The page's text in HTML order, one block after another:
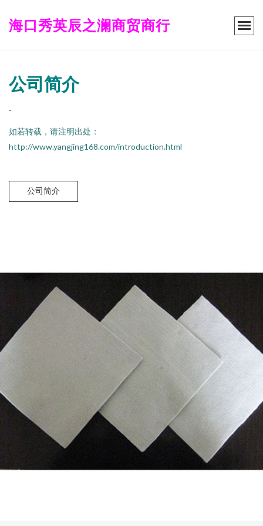
海口秀英辰之澜商贸商行
公司简介
-
如若转载，请注明出处：
http://www.yangjing168.com/introduction.html
公司简介